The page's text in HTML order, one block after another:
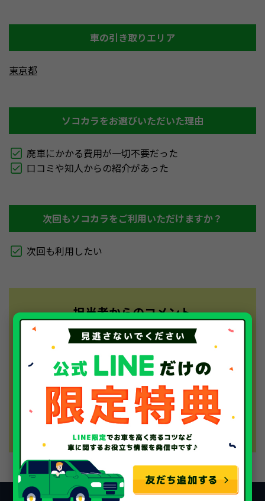
車の引き取りエリア
東京都
ソコカラをお選びいただいた理由
廃車にかかる費用が一切不要だった
口コミや知人からの紹介があった
次回もソコカラをご利用いただけますか？
次回も利用したい
担当者からのコメント
この度は、数ある車買取業者からソコカラをお選び
いただきありがとうございました。動かなくなった
事故車でも、廃車手続き費用なしで買取金額までお
支払いでき、お喜びいただけて嬉しく思います。庭
先もすっきりして気分も良くなったようで何よりで
す。またの機会があれば、是非ソコカラにご用命く